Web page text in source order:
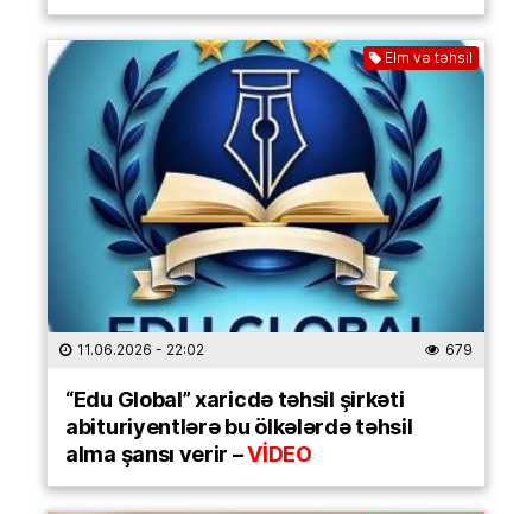
Elm və təhsil
11.06.2026 - 22:02 679
“Edu Global” xaricdə təhsil şirkəti
abituriyentlərə bu ölkələrdə təhsil
alma şansı verir –VİDEO